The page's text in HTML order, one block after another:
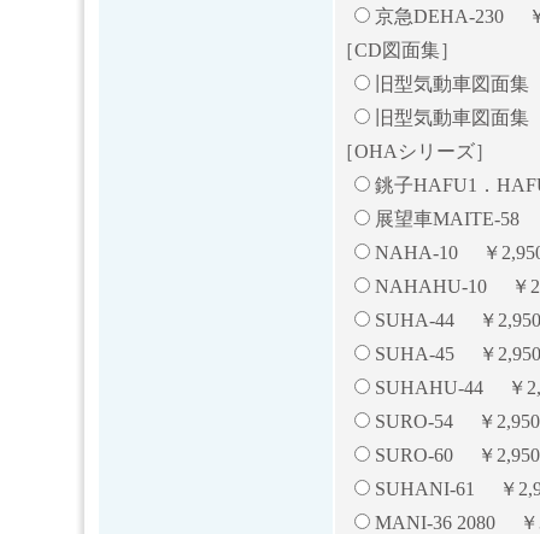
京急DEHA-230
［CD図面集］
旧型気動車図面
旧型気動車図面
［OHAシリーズ］
銚子HAFU1．
展望車MAITE-58
NAHA-10 ￥
NAHAHU-10 ￥
SUHA-44 ￥2,950
SUHA-45 ￥
SUHAHU-44 ￥
SURO-54 ￥2,950
SURO-60 ￥2,950
SUHANI-61 ￥
MANI-36 2080